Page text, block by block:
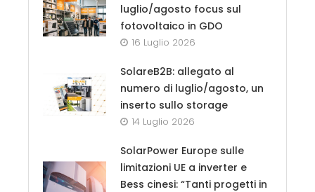
luglio/agosto focus sul
fotovoltaico in GDO
16 Luglio 2026
SolareB2B: allegato al
numero di luglio/agosto, un
inserto sullo storage
14 Luglio 2026
SolarPower Europe sulle
limitazioni UE a inverter e
Bess cinesi: “Tanti progetti in